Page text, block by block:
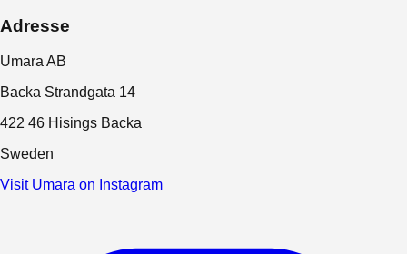
Adresse
Umara AB
Backa Strandgata 14
422 46 Hisings Backa
Sweden
Visit Umara on Instagram